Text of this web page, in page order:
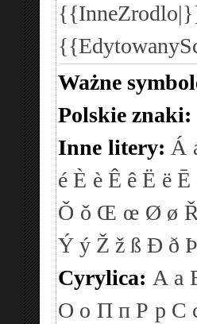
Ważne
Polskie znaki:
Inne litery: Á
é È è Ê ê Ë ë Ē
Ǒ ǒ Œ œ Ø ø
Ý ý Ž ž ß Ð ð Þ
Cyrylica: А а
О о П п Р р С